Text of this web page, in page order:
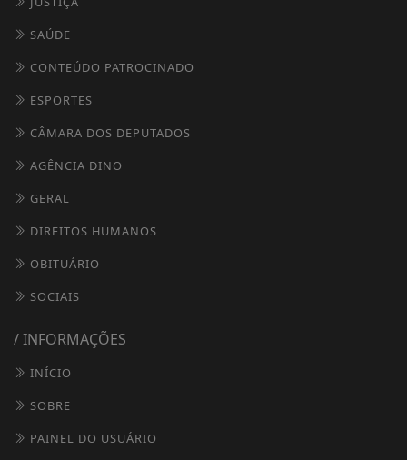
SAÚDE
CONTEÚDO PATROCINADO
ESPORTES
CÂMARA DOS DEPUTADOS
AGÊNCIA DINO
GERAL
DIREITOS HUMANOS
OBITUÁRIO
SOCIAIS
/ INFORMAÇÕES
INÍCIO
SOBRE
PAINEL DO USUÁRIO